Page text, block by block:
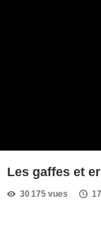
Les gaffes et
30 175 vues